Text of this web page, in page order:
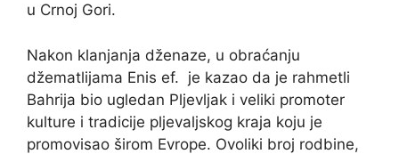
u Crnoj Gori.
Nakon klanjanja dženaze, u obraćanju
džematlijama Enis ef. je kazao da je rahmetli
Bahrija bio ugledan Pljevljak i veliki promoter
kulture i tradicije pljevaljskog kraja koju je
promovisao širom Evrope. Ovoliki broj rodbine,